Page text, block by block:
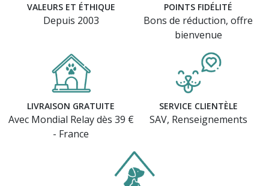
VALEURS ET ÉTHIQUE
Depuis 2003
POINTS FIDÉLITÉ
Bons de réduction, offre
bienvenue
LIVRAISON GRATUITE
Avec Mondial Relay dès 39 €
- France
SERVICE CLIENTÈLE
SAV, Renseignements